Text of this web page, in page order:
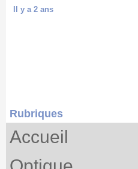
Il y a 2 ans
Rubriques
Accueil